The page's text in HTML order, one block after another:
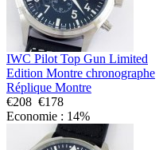
IWC Pilot Top Gun Limited
Edition Montre chronographe
Réplique Montre
€208 €178
Economie : 14%